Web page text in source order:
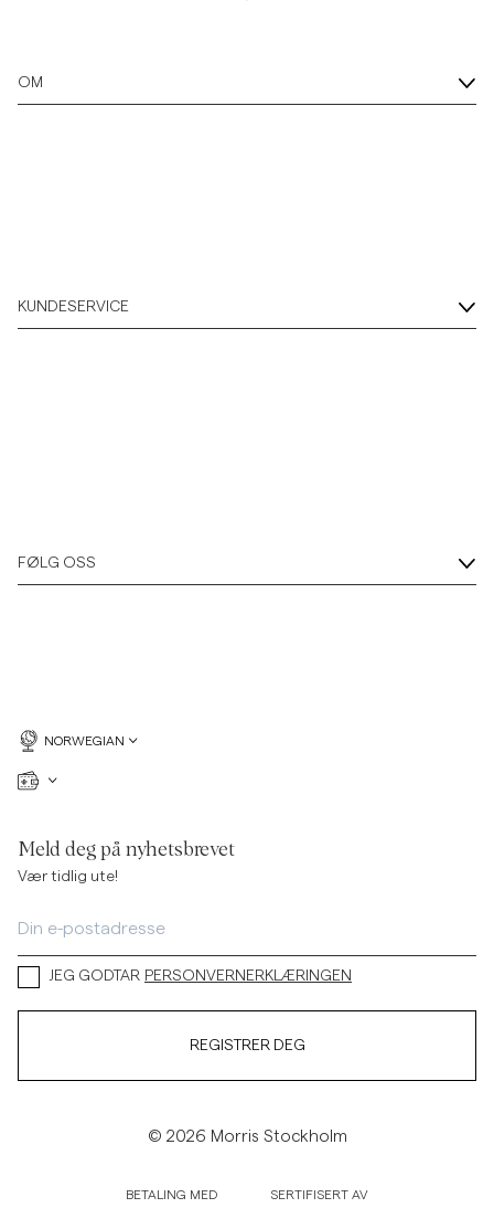
OM
KUNDESERVICE
FØLG OSS
NORWEGIAN
Meld deg på nyhetsbrevet
Vær tidlig ute!
JEG GODTAR PERSONVERNERKLÆRINGEN
REGISTRER DEG
© 2026 Morris Stockholm
BETALING MED SERTIFISERT AV